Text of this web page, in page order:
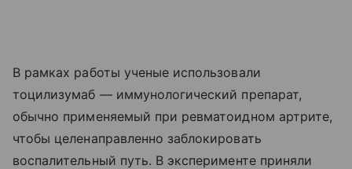
В рамках работы ученые использовали
тоцилизумаб — иммунологический препарат,
обычно применяемый при ревматоидном артрите,
чтобы целенаправленно заблокировать
воспалительный путь. В эксперименте приняли